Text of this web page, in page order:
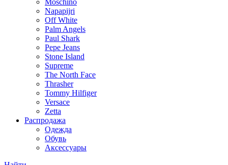
Moschino
Napapijri
Off White
Palm Angels
Paul Shark
Pepe Jeans
Stone Island
Supreme
The North Face
Thrasher
Tommy Hilfiger
Versace
Zetta
Распродажа
Одежда
Обувь
Аксессуары